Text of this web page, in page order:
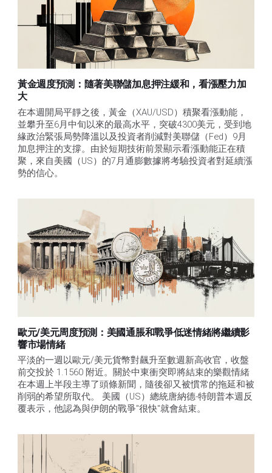
黃金週度預測：隨著美聯儲加息押注緩和，看漲壓力加
大
在本週開局平靜之後，黃金（XAU/USD）積聚看漲動能，
並攀升至6月中旬以來的最高水平，突破4300美元，受到地
緣政治緊張局勢降溫以及投資者削減對美聯儲（Fed）9月
加息押注的支撐。由於短期技術前景顯示看漲動能正在積
聚，來自美國（US）的7月通膨數據將考驗投資者對延續漲
勢的信心。
歐元/美元周度預測：美國通脹和戰爭低迷情緒將繼續影
響市場情緒
平淡的一週以歐元/美元貨幣對飆升至數週新高收官，收盤
前交投於 1.1560 附近。關於中東衝突即將結束的樂觀情緒
在本週上半段主導了頭條新聞，隨後卻又被慣常的拖延和被
削弱的希望所取代。 美國（US）總統唐納德-特朗普本週反
覆表示，他認為與伊朗的戰爭"很快"就會結束。